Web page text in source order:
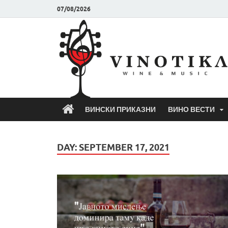
07/08/2026
ВИНСКИ ПРИКАЗНИ ВИНО ВЕСТИ
DAY: SEPTEMBER 17, 2021